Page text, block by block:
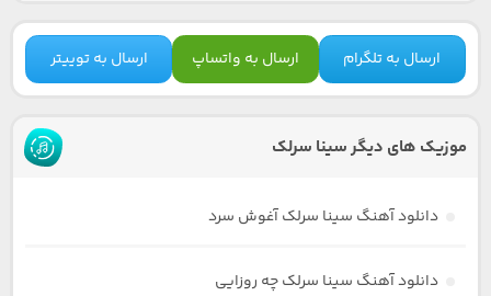
ارسال به تلگرام ارسال به واتساپ ارسال به توییتر
موزیک های دیگر سینا سرلک
دانلود آهنگ سینا سرلک آغوش سرد
دانلود آهنگ سینا سرلک چه روزایی